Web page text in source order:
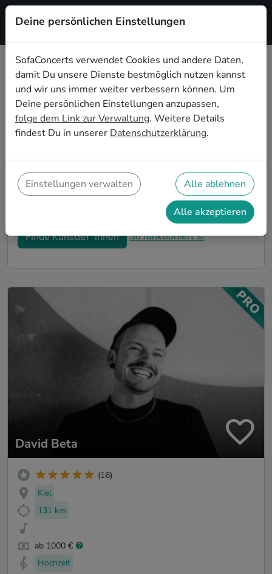
Registrieren
Singer songwriter Live-Musik für
den Sektempfang in Rostock
Ihr seid auf der Suche nach musikalischer
Untermalung für den Sektempfang eurer Hochzeit in
Singer songwriter Singer-Songwriter*innen und
stimmungsvolle Bands, die eure Feierlichkeiten und
den Hochzeits-Sektempfang in Rostock perfekt
Finde Künstler*innen So funktioniert's!
David Beta
(16)
Kiel
131 km
ab 1000 €
Hochzeit
Deine persönlichen Einstellungen
SofaConcerts verwendet Cookies und andere Daten,
damit Du unsere Dienste bestmöglich nutzen kannst
und wir uns immer weiter verbessern können. Um
Deine persönlichen Einstellungen anzupassen,
folge dem Link zur Verwaltung. Weitere Details
findest Du in unserer Datenschutzerklärung.
Einstellungen verwalten Alle ablehnen
Alle akzeptieren